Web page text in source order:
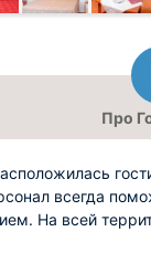
Про
всегда
На всей